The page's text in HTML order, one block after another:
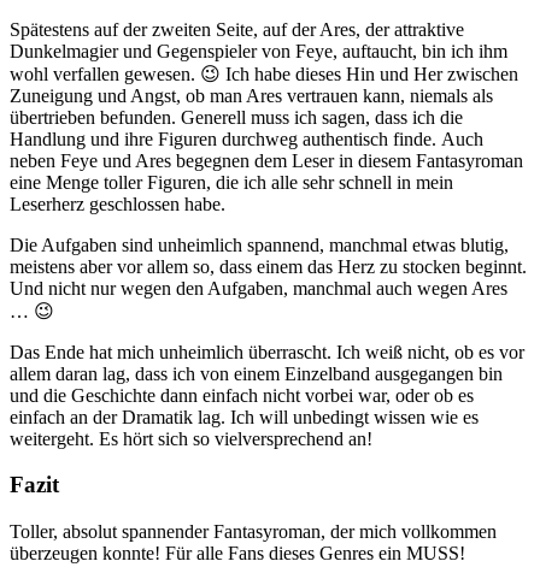
Spätestens auf der zweiten Seite, auf der Ares, der attraktive
Dunkelmagier und Gegenspieler von Feye, auftaucht, bin ich ihm
wohl verfallen gewesen. 😉 Ich habe dieses Hin und Her zwischen
Zuneigung und Angst, ob man Ares vertrauen kann, niemals als
übertrieben befunden. Generell muss ich sagen, dass ich die
Handlung und ihre Figuren durchweg authentisch finde. Auch
neben Feye und Ares begegnen dem Leser in diesem Fantasyroman
eine Menge toller Figuren, die ich alle sehr schnell in mein
Leserherz geschlossen habe.
Die Aufgaben sind unheimlich spannend, manchmal etwas blutig,
meistens aber vor allem so, dass einem das Herz zu stocken beginnt.
Und nicht nur wegen den Aufgaben, manchmal auch wegen Ares
… 😉
Das Ende hat mich unheimlich überrascht. Ich weiß nicht, ob es vor
allem daran lag, dass ich von einem Einzelband ausgegangen bin
und die Geschichte dann einfach nicht vorbei war, oder ob es
einfach an der Dramatik lag. Ich will unbedingt wissen wie es
weitergeht. Es hört sich so vielversprechend an!
Fazit
Toller, absolut spannender Fantasyroman, der mich vollkommen
überzeugen konnte! Für alle Fans dieses Genres ein MUSS!